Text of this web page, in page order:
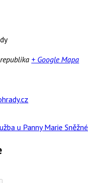
+ Google Mapa
u Panny Marie Sněžné